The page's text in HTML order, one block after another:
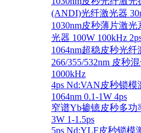
(ANDI)光纤激光器
1030nm皮秒薄片激
光器 100W 100kHz
1064nm超稳皮秒光纤
266/355/532nm 皮秒
1000kHz
4ps Nd:VAN皮秒锁
1064nm 0.1-1W 4ps
窄谱Yb掺镱皮秒多功
3W 1-1.5ps
5ps Nd:YLF皮秒锁模